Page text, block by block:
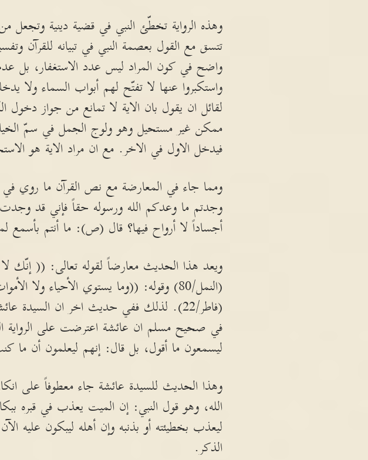
وهذه الرواية تخطّئ النبي في قضية دينية
تتسق مع القول بعصمة النبي في تبيانه للقرآن
واضح في كون المراد ليس عدد الاستغفار، بل عدم
لقائل ان يقول بان الاية لا تمانع من جواز
ممكن غير مستحيل وهو ولوج الجمل في سمّ
فيدخل الاول في الاخر. مع ان مراد الاية هو
ومما جاء في المعارضة مع نص القرآن ما روي
وجدتم ما وعدكم الله ورسوله حقاً فإني قد
أجساداً لا أرواح فيها؟ قال (ص): ما أنتم بأسمع
ويعد هذا الحديث معارضاً لقوله تعالى: (( إنّك
(النمل/80) وقوله: ((وما يستوي الأحياء
(فاطر/22). لذلك ففي حديث اخر ان السيدة
في صحيح مسلم ان عائشة اعترضت على الرواية
ليسمعون ما أقول، بل قال: إنهم ليعلمون أن ما
وهذا الحديث للسيدة عائشة جاء معطوفاً على
الله، وهو قول النبي: إن الميت يعذب في قبره
ليعذب بخطيئته أو بذنبه وإن أهله ليبكون
الذكر.